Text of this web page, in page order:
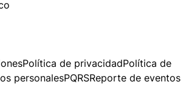
Política de privacidadPolítica de
personalesPQRSReporte de eventos